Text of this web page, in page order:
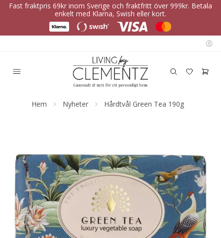
Fast fraktpris 69kr inom Sverige och fraktfritt över 999kr. Betala
enkelt med Klarna, Swish eller kort.
Hem Nyheter Hårdtvål Green Tea 190g